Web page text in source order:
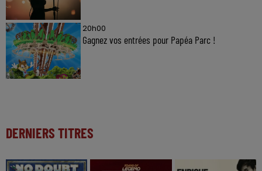
20h00
Gagnez vos entrées pour Papéa Parc !
DERNIERS TITRES